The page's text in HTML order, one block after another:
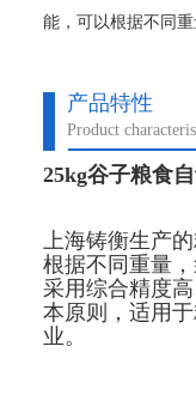
能，可以根据不同
产品特性
Product
25kg谷子粮食
上海铸衡生产
根据不同重量
采用综合精度
本原则，适用
业。